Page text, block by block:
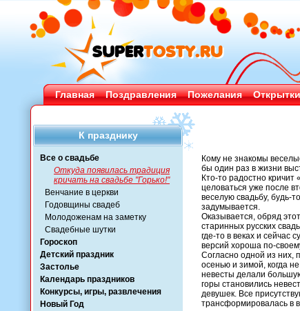
Главная Поздравления Пожелания Открытки
К празднику
Все о свадьбе
Откуда появилась традиция
кричать на свадьбе "Горько!"
Венчание в церкви
Годовщины свадеб
Молодоженам на заметку
Свадебные шутки
Гороскоп
Детский праздник
Застолье
Календарь праздников
Конкурсы, игры, развлечения
Новый Год
Кому не знакомы
бы один раз в жизни
Кто-то радостно кричит
целоваться уже после
веселую свадьбу, будь-
задумывается.
Оказывается, обряд
старинных русских
где-то в веках и сейчас
версий хороша по-
Согласно одной из них,
осенью и зимой, когда
невесты делали
горы становились
девушек. Все
трансформировалась в